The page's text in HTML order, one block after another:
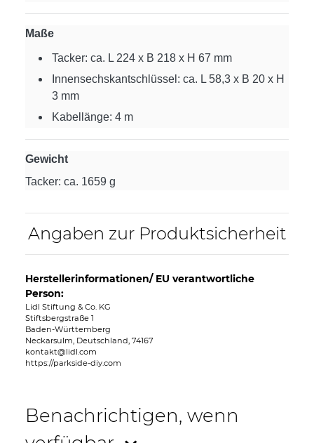
Maße
Tacker: ca. L 224 x B 218 x H 67 mm
Innensechskantschlüssel: ca. L 58,3 x B 20 x H
3 mm
Kabellänge: 4 m
Gewicht
Tacker: ca. 1659 g
Angaben zur Produktsicherheit
Herstellerinformationen/ EU verantwortliche
Person:
Lidl Stiftung & Co. KG
Stiftsbergstraße 1
Baden-Württemberg
Neckarsulm, Deutschland, 74167
kontakt@lidl.com
https://parkside-diy.com
Benachrichtigen, wenn